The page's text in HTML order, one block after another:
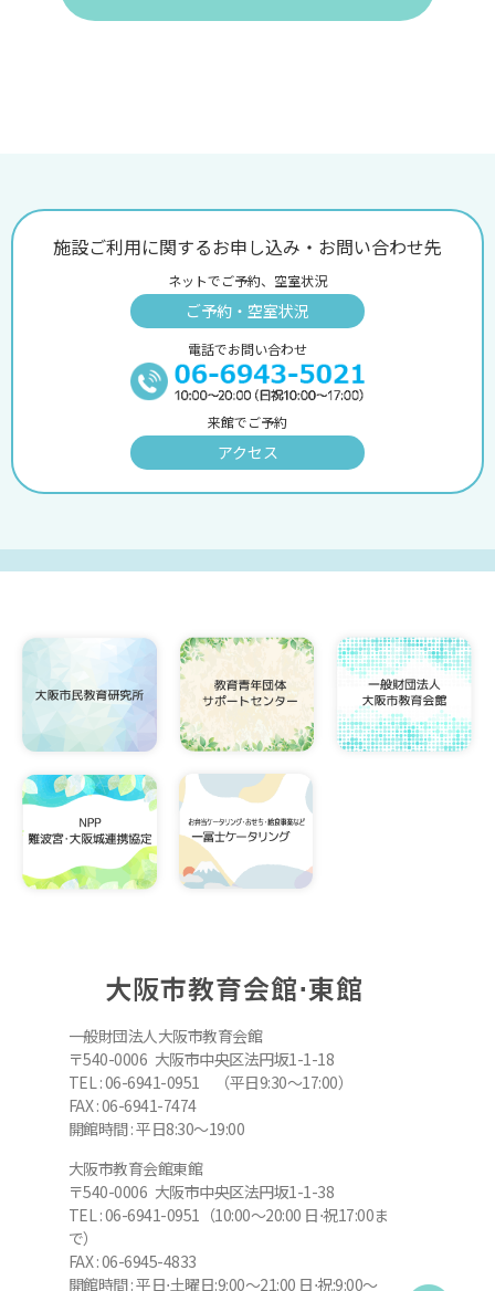
施設ご利用に関するお申し込み・お問い合わせ先
ネットでご予約、空室状況
ご予約・空室状況
電話でお問い合わせ
来館でご予約
アクセス
大阪市教育会館⋅東館
一般財団法人大阪市教育会館
〒540-0006 大阪市中央区法円坂1-1-18
TEL : 06-6941-0951 （平日9:30～17:00）
FAX : 06-6941-7474
開館時間 : 平日8:30～19:00
大阪市教育会館東館
〒540-0006 大阪市中央区法円坂1-1-38
TEL : 06-6941-0951（10:00～20:00 日⋅祝17:00ま
で）
FAX : 06-6945-4833
開館時間 : 平日⋅土曜日:9:00～21:00 日⋅祝:9:00～